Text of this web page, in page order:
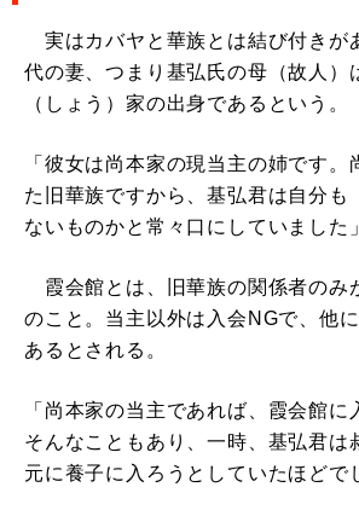
実はカバヤと華族とは結び付きが
代の妻、つまり基弘氏の母（故人）
（しょう）家の出身であるという。
「彼女は尚本家の現当主の姉です。
た旧華族ですから、基弘君は自分も
ないものかと常々口にしていました
霞会館とは、旧華族の関係者のみ
のこと。当主以外は入会NGで、他
あるとされる。
「尚本家の当主であれば、霞会館に
そんなこともあり、一時、基弘君は
元に養子に入ろうとしていたほどで